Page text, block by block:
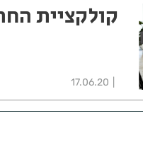
קולקציית
17.06.20